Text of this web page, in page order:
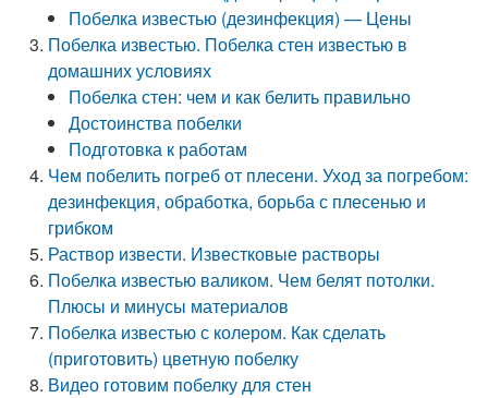
Побелка известью (дезинфекция) — Цены
Побелка известью. Побелка стен известью в
домашних условиях
Побелка стен: чем и как белить правильно
Достоинства побелки
Подготовка к работам
Чем побелить погреб от плесени. Уход за погребом:
дезинфекция, обработка, борьба с плесенью и
грибком
Раствор извести. Известковые растворы
Побелка известью валиком. Чем белят потолки.
Плюсы и минусы материалов
Побелка известью с колером. Как сделать
(приготовить) цветную побелку
Видео готовим побелку для стен